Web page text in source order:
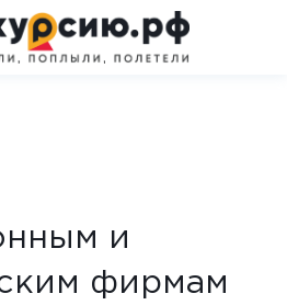
и
фирмам